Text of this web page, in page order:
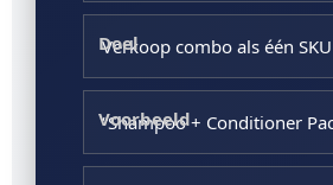
Verkoop combo als één SKU
“Shampoo + Conditioner